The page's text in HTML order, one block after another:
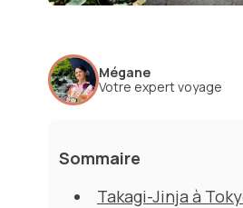
Mégane
Votre expert voyage
Sommaire
Takagi-Jinja à